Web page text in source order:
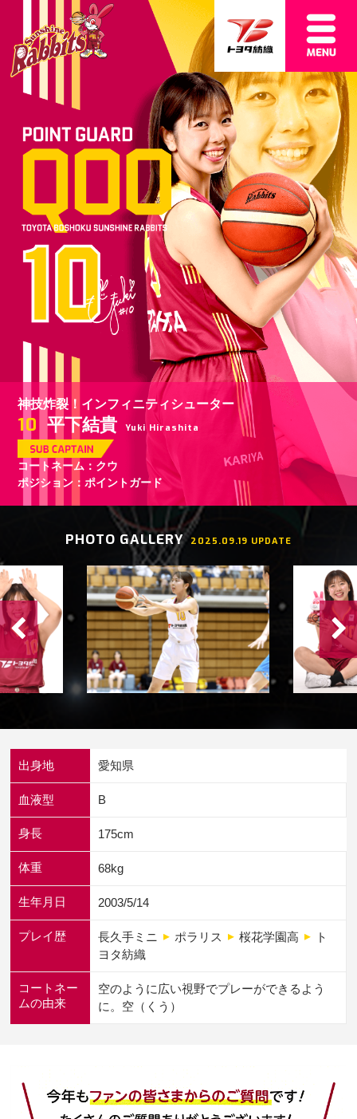
神技炸裂！インフィニティシューター
10 平下結貴 Yuki Hirashita
コートネーム：クウ
ポジション：ポイントガード
PHOTO GALLERY 2025.09.19 UPDATE
出身地 愛知県
血液型 B
身長 175cm
体重 68kg
生年月日 2003/5/14
プレイ歴 長久手ミニ ポラリス 桜花学園高
ト
ヨタ紡織
コートネー
ムの由来
空のように広い視野でプレーができるよう
に。空（くう）